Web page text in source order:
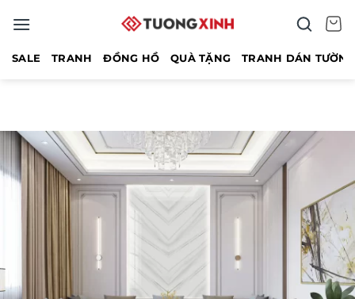
qua
SALE TRANH ĐỒNG HỒ QUÀ TẶNG TRANH DÁN